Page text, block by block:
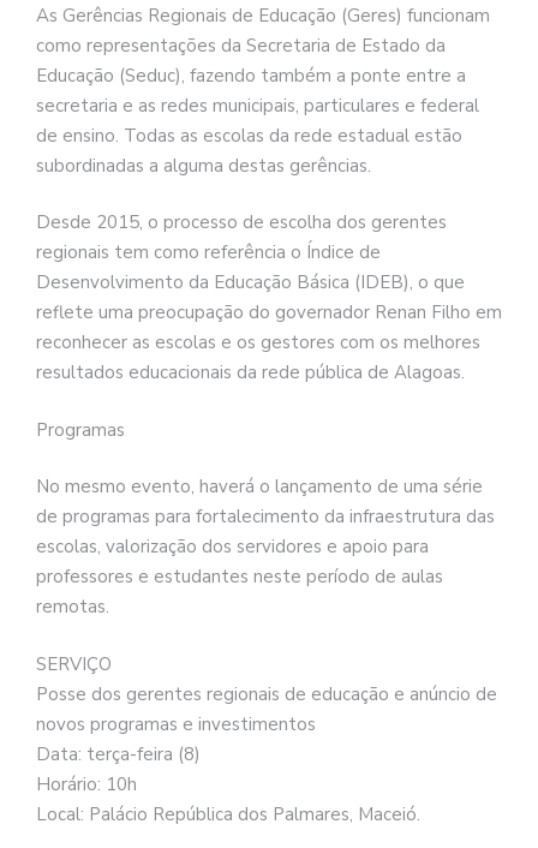
As Gerências Regionais de Educação (Geres) funcionam
como representações da Secretaria de Estado da
Educação (Seduc), fazendo também a ponte entre a
secretaria e as redes municipais, particulares e federal
de ensino. Todas as escolas da rede estadual estão
subordinadas a alguma destas gerências.
Desde 2015, o processo de escolha dos gerentes
regionais tem como referência o Índice de
Desenvolvimento da Educação Básica (IDEB), o que
reflete uma preocupação do governador Renan Filho em
reconhecer as escolas e os gestores com os melhores
resultados educacionais da rede pública de Alagoas.
Programas
No mesmo evento, haverá o lançamento de uma série
de programas para fortalecimento da infraestrutura das
escolas, valorização dos servidores e apoio para
professores e estudantes neste período de aulas
remotas.
SERVIÇO
Posse dos gerentes regionais de educação e anúncio de
novos programas e investimentos
Data: terça-feira (8)
Horário: 10h
Local: Palácio República dos Palmares, Maceió.